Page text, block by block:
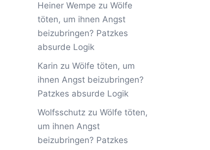
Heiner Wempe zu Wölfe
töten, um ihnen Angst
beizubringen? Patzkes
absurde Logik
Karin zu Wölfe töten, um
ihnen Angst beizubringen?
Patzkes absurde Logik
Wolfsschutzzu Wölfe töten,
um ihnen Angst
beizubringen? Patzkes